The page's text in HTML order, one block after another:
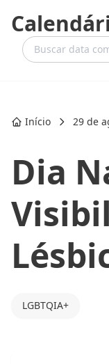
Início 29 de
Dia
LGBTQIA+